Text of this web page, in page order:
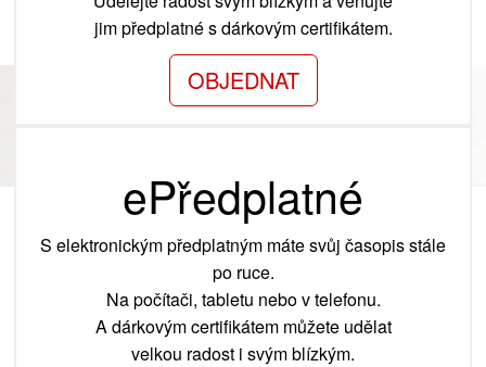
jim předplatné s dárkovým certifikátem.
OBJEDNAT
ePředplatné
S elektronickým předplatným máte svůj časopis stále
po ruce.
Na počítači, tabletu nebo v telefonu.
A dárkovým certifikátem můžete udělat
velkou radost i svým blízkým.